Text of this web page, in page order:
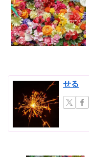
せる